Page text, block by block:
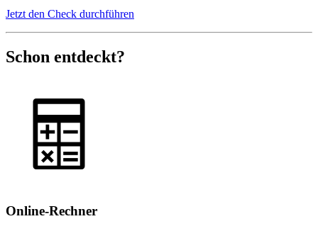
Jetzt den Check durchführen
Schon entdeckt?
Online-Rechner